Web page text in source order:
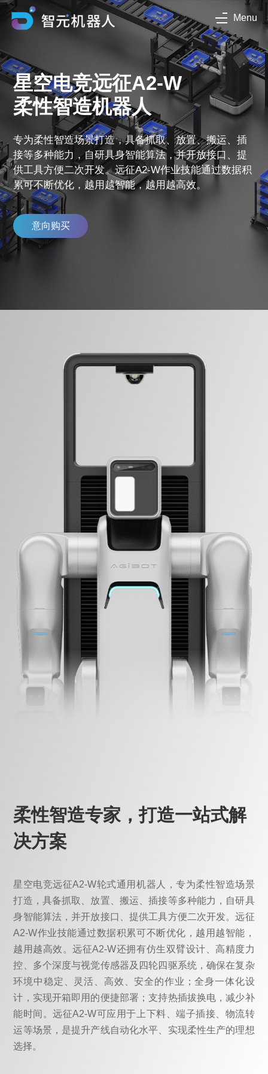
Menu
星空电竞远征A2-W
柔性智造机器人
专为柔性智造场景打造，具备抓取、放置、搬运、插
接等多种能力，自研具身智能算法，并开放接口、提
供工具方便二次开发。远征A2-W作业技能通过数据积
累可不断优化，越用越智能，越用越高效。
意向购买
柔性智造专家，打造一站式解
决方案
星空电竞远征A2-W轮式通用机器人，专为柔性智造场景
打造，具备抓取、放置、搬运、插接等多种能力，自研具
身智能算法，并开放接口、提供工具方便二次开发。远征
A2-W作业技能通过数据积累可不断优化，越用越智能，
越用越高效。远征A2-W还拥有仿生双臂设计、高精度力
控、多个深度与视觉传感器及四轮四驱系统，确保在复杂
环境中稳定、灵活、高效、安全的作业；全身一体化设
计，实现开箱即用的便捷部署；支持热插拔换电，减少补
能时间。远征A2-W可应用于上下料、端子插接、物流转
运等场景，是提升产线自动化水平、实现柔性生产的理想
选择。